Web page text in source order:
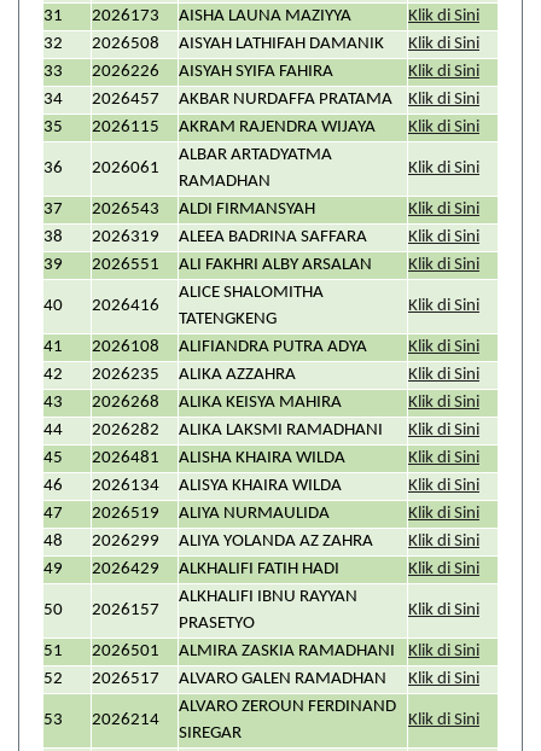
31 2026173 AISHA LAUNA MAZIYYA
Klik di Sini
32
2026508 AISYAH LATHIFAH DAMANIK
Klik di Sini
33
2026226 AISYAH SYIFA FAHIRA
Klik di Sini
34
2026457 AKBAR NURDAFFA PRATAMA
Klik di Sini
35
2026115 AKRAM RAJENDRA WIJAYA Klik di Sini
36 2026061
ALBAR ARTADYATMA
RAMADHAN
Klik di Sini
37 2026543 ALDI FIRMANSYAH
Klik di Sini
38
2026319 ALEEA BADRINA SAFFARA
Klik di Sini
39
2026551 ALI FAKHRI ALBY ARSALAN Klik di Sini
40 2026416
ALICE SHALOMITHA
TATENGKENG
Klik di Sini
41 2026108 ALIFIANDRA PUTRA ADYA
Klik di Sini
42
2026235 ALIKA AZZAHRA
Klik di Sini
43
2026268 ALIKA KEISYA MAHIRA
Klik di Sini
44
2026282 ALIKA LAKSMI RAMADHANI
Klik di Sini
45
2026481 ALISHA KHAIRA WILDA
Klik di Sini
46
2026134 ALISYA KHAIRA WILDA
Klik di Sini
47
2026519 ALIYA NURMAULIDA
Klik di Sini
48
2026299 ALIYA YOLANDA AZ ZAHRA
Klik di Sini
49
2026429 ALKHALIFI FATIH HADI Klik di Sini
50 2026157
ALKHALIFI IBNU RAYYAN
PRASETYO
Klik di Sini
51 2026501 ALMIRA ZASKIA RAMADHANI
Klik di Sini
52
2026517 ALVARO GALEN RAMADHAN Klik di Sini
53 2026214
ALVARO ZEROUN FERDINAND
SIREGAR
Klik di Sini